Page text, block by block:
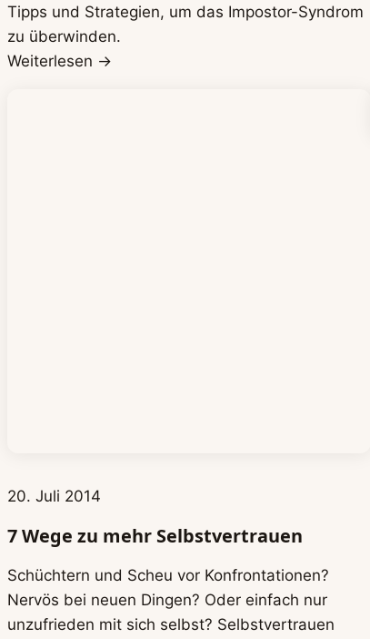
Tipps und Strategien, um das Impostor-Syndrom
zu überwinden.
Weiterlesen →
20. Juli 2014
7 Wege zu mehr Selbstvertrauen
Schüchtern und Scheu vor Konfrontationen?
Nervös bei neuen Dingen? Oder einfach nur
unzufrieden mit sich selbst? Selbstvertrauen